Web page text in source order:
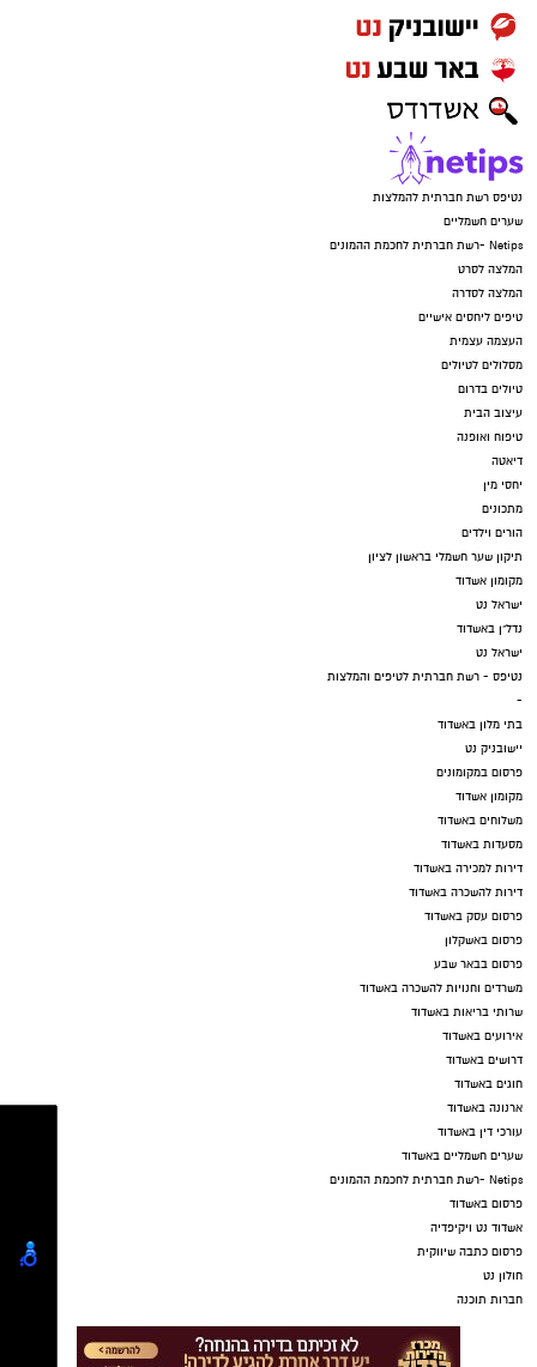
נטיפס רשת חברתית להמלצות
שערים חשמליים
Netips -רשת חברתית לחכמת ההמונים
המלצה לסרט
המלצה לסדרה
טיפים ליחסים אישיים
העצמה עצמית
מסלולים לטיולים
טיולים בדרום
עיצוב הבית
טיפוח ואופנה
דיאטה
יחסי מין
מתכונים
הורים וילדים
תיקון שער חשמלי בראשון לציון
מקומון אשדוד
ישראל נט
נדל"ן באשדוד
ישראל נט
נטיפס - רשת חברתית לטיפים והמלצות
-
בתי מלון באשדוד
יישובניק נט
פרסום במקומונים
מקומון אשדוד
משלוחים באשדוד
מסעדות באשדוד
דירות למכירה באשדוד
דירות להשכרה באשדוד
פרסום עסק באשדוד
פרסום באשקלון
פרסום בבאר שבע
משרדים וחנויות להשכרה באשדוד
שרותי בריאות באשדוד
אירועים באשדוד
דרושים באשדוד
חוגים באשדוד
ארנונה באשדוד
עורכי דין באשדוד
שערים חשמליים באשדוד
Netips -רשת חברתית לחכמת ההמונים
פרסום באשדוד
אשדוד נט ויקיפדיה
פרסום כתבה שיווקית
חולון נט
חברות תוכנה